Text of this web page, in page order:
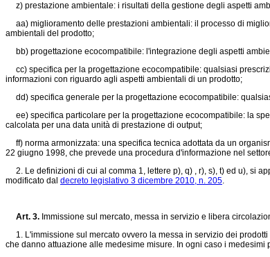
z) prestazione ambientale: i risultati della gestione degli aspetti
aa) miglioramento delle prestazioni ambientali: il processo di
ambientali del prodotto;
bb) progettazione ecocompatibile: l'integrazione degli aspetti
cc) specifica per la progettazione ecocompatibile: qualsiasi
informazioni con riguardo agli aspetti ambientali di un prodotto;
dd) specifica generale per la progettazione ecocompatibile:
ee) specifica particolare per la progettazione ecocompatibile: la
calcolata per una data unità di prestazione di output;
ff) norma armonizzata: una specifica tecnica adottata da un
22 giugno 1998, che prevede una procedura d'informazione nel
2. Le definizioni di cui al comma 1, lettere p), q) , r), s), t) ed u), si
modificato dal decreto legislativo 3 dicembre 2010, n. 205.
Art. 3. Immissione sul mercato, messa in servizio e libera
1. L'immissione sul mercato ovvero la messa in servizio dei
che danno attuazione alle medesime misure. In ogni caso i